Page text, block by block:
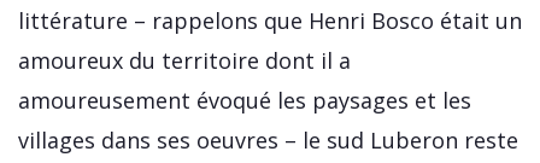
littérature – rappelons que Henri Bosco était un
amoureux du territoire dont il a
amoureusement évoqué les paysages et les
villages dans ses oeuvres – le sud Luberon reste